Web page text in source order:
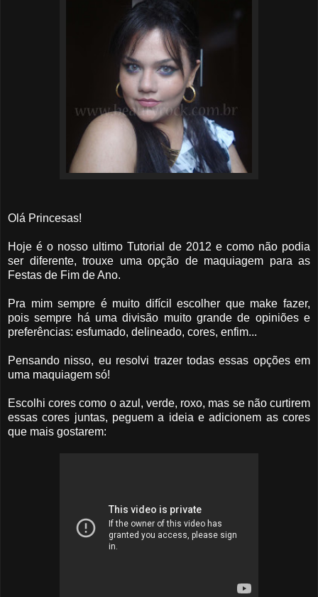
Olá Princesas!
Hoje é o nosso ultimo Tutorial de 2012 e como não podia
ser diferente, trouxe uma opção de maquiagem para as
Festas de Fim de Ano.
Pra mim sempre é muito difícil escolher que make fazer,
pois sempre há uma divisão muito grande de opiniões e
preferências: esfumado, delineado, cores, enfim...
Pensando nisso, eu resolvi trazer todas essas opções em
uma maquiagem só!
Escolhi cores como o azul, verde, roxo, mas se não curtirem
essas cores juntas, peguem a ideia e adicionem as cores
que mais gostarem: